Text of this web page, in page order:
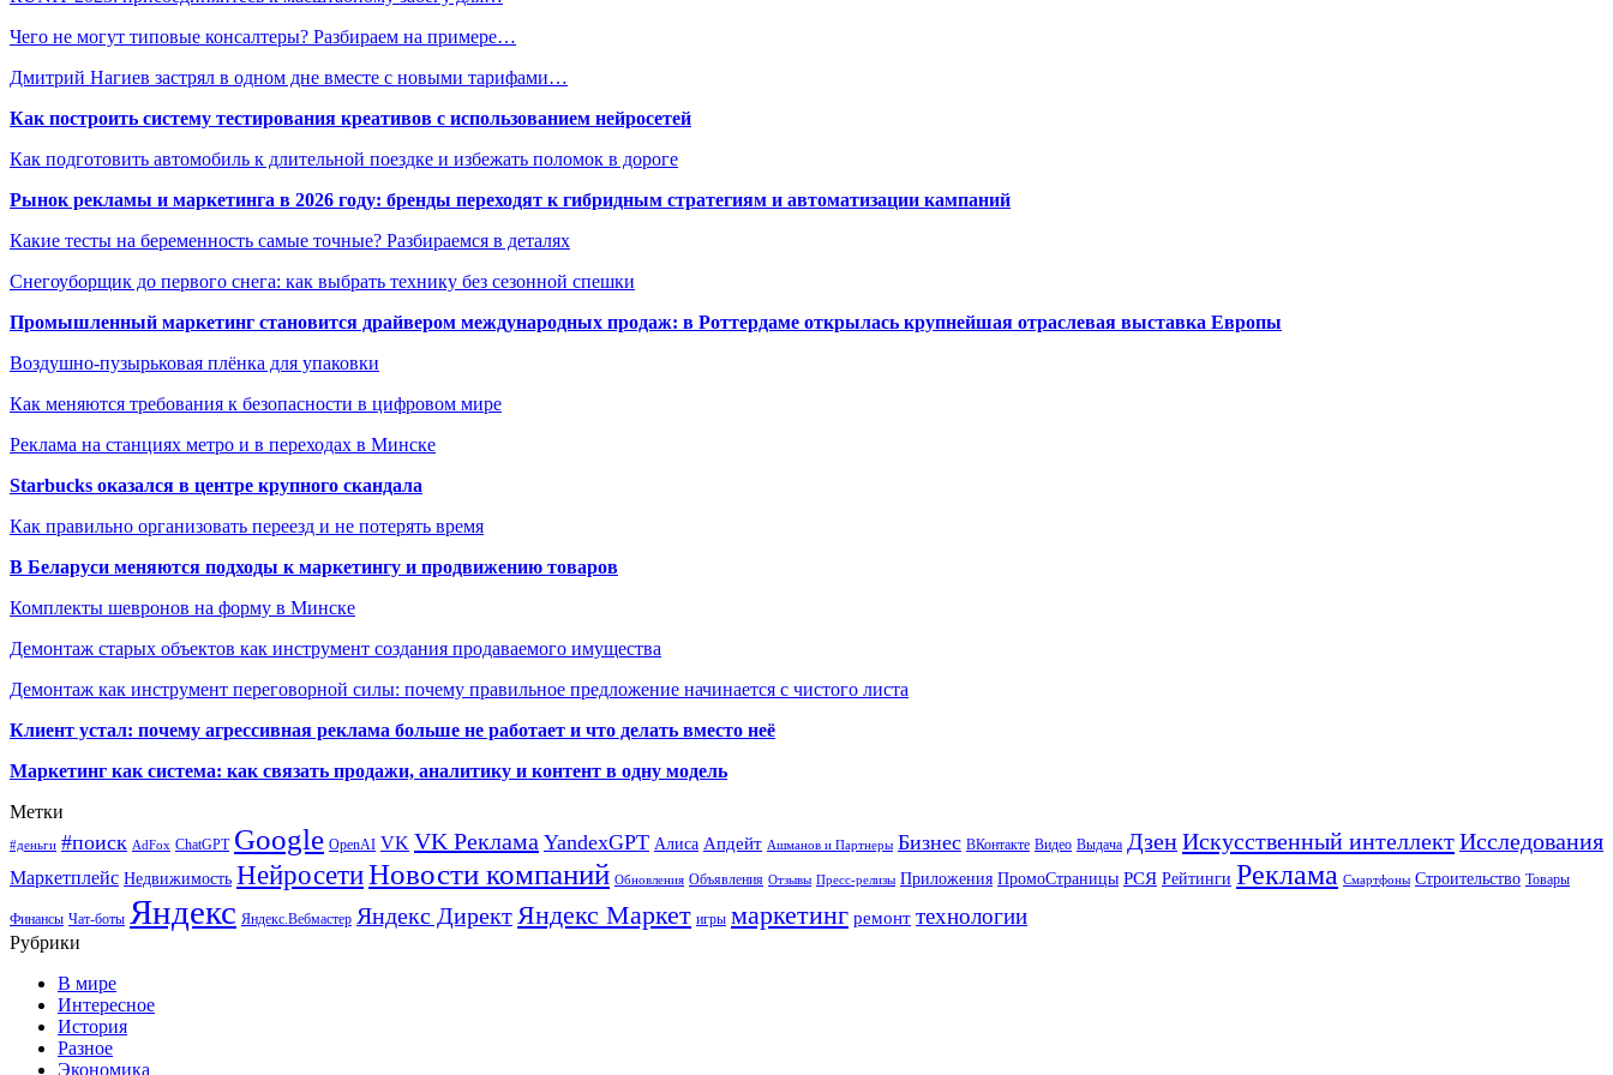
Чего не могут типовые консалтеры? Разбираем на примере…
Дмитрий Нагиев застрял в одном дне вместе с новыми тарифами…
Как построить систему тестирования креативов с использованием нейросетей
Как подготовить автомобиль к длительной поездке и избежать поломок в дороге
Рынок рекламы и маркетинга в 2026 году: бренды переходят к гибридным стратегиям и автоматизации кампаний
Какие тесты на беременность самые точные? Разбираемся в деталях
Снегоуборщик до первого снега: как выбрать технику без сезонной спешки
Промышленный маркетинг становится драйвером международных продаж: в Роттердаме открылась крупнейшая отраслевая выставка Европы
Воздушно-пузырьковая плёнка для упаковки
Как меняются требования к безопасности в цифровом мире
Реклама на станциях метро и в переходах в Минске
Starbucks оказался в центре крупного скандала
Как правильно организовать переезд и не потерять время
В Беларуси меняются подходы к маркетингу и продвижению товаров
Комплекты шевронов на форму в Минске
Демонтаж старых объектов как инструмент создания продаваемого имущества
Демонтаж как инструмент переговорной силы: почему правильное предложение начинается с чистого листа
Клиент устал: почему агрессивная реклама больше не работает и что делать вместо неё
Маркетинг как система: как связать продажи, аналитику и контент в одну модель
Метки
#деньги #поиск AdFox ChatGPT Google OpenAI VK VK Реклама YandexGPT Алиса Апдейт Ашманов и Партнеры Бизнес ВКонтакте Видео Выдача ДзенИскусственный интеллектИсследования
Маркетплейс Недвижимость НейросетиНовости компаний Обновления Объявления Отзывы Пресс-релизы Приложения ПромоСтраницы РСЯ Рейтинги Реклама Смартфоны Строительство Товары
Финансы Чат-боты Яндекс Яндекс.Вебмастер Яндекс ДиректЯндекс Маркет игры маркетинг ремонт технологии
Рубрики
В мире
Интересное
История
Разное
Экономика